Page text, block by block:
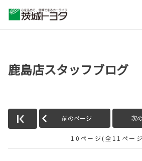
鹿島店スタッフブログ
前のページ 次
10ページ(全11ペー